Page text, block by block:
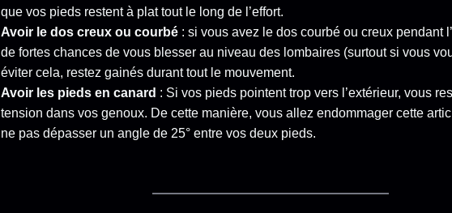
que vos pieds restent à plat tout le long de l’effort.
Avoir le dos creux ou courbé : si vous avez le dos courbé ou creux pendant
de fortes chances de vous blesser au niveau des lombaires (surtout si vous
éviter cela, restez gainés durant tout le mouvement.
Avoir les pieds en canard : Si vos pieds pointent trop vers l’extérieur, vous
tension dans vos genoux. De cette manière, vous allez endommager cette
ne pas dépasser un angle de 25° entre vos deux pieds.